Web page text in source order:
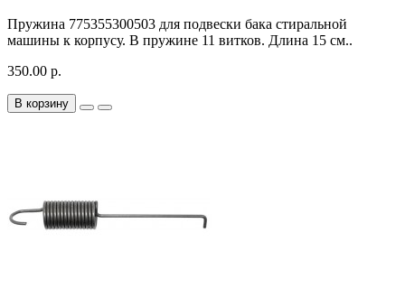
Пружина 775355300503 для подвески бака стиральной
машины к корпусу. В пружине 11 витков. Длина 15 см..
350.00 р.
В корзину